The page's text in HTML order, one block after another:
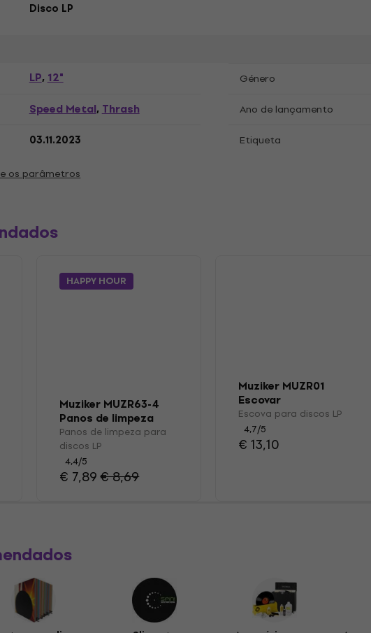
Disco LP
LP,12"
Género
Speed Metal,Thrash
Ano de lançamento
03.11.2023 Etiqueta
os parâmetros
HAPPY HOUR
Muziker MUZR63-4
Panos de limpeza
para discos LP
Panos de limpeza para
discos LP
4,4/5
€ 7,89€ 8,69
Muziker MUZR01
Escovar
Escova para discos LP
4,7/5
€ 13,10